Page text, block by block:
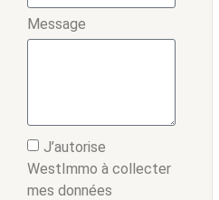
Message
J’autorise
WestImmo à collecter
mes données